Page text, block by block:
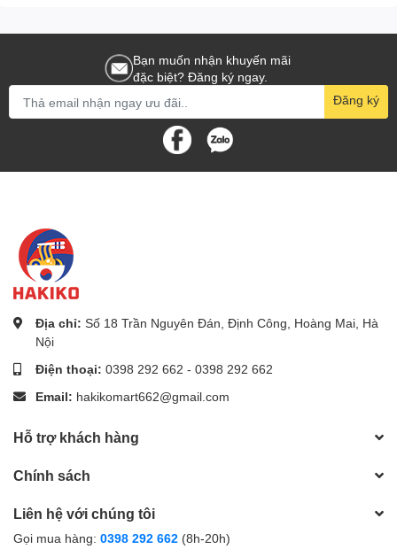
Đối với những ai yêu thích ẩm thực Hàn Quốc và muốn tìm
kiếm một loại snack ngon miệng, Snack Khoai Tây Nướng
64G Orion chính là sự lựa chọn hoàn hảo. Đừng bỏ lỡ cơ
Bạn muốn nhận khuyến mãi
đặc biệt? Đăng ký ngay.
Đăng ký
Địa chỉ: Số 18 Trần Nguyên Đán, Định Công, Hoàng Mai, Hà
Nội
Điện thoại: 0398 292 662 - 0398 292 662
Email: hakikomart662@gmail.com
Hỗ trợ khách hàng
Chính sách
Liên hệ với chúng tôi
Gọi mua hàng: 0398 292 662 (8h-20h)